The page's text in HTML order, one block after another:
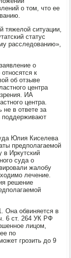
о том, что ее
тяжелой ситуации,
статус
расследованию»,
о
к
об отзыве
центра
ИА
центра.
не в ответе за
поддерживают
Юлия Киселева
предполагаемой
Иркутский
суда о
жалобу
лечение.
решение
Она обвиняется в
6 ст. 264 УК РФ
лицом,
по
грозить до 9